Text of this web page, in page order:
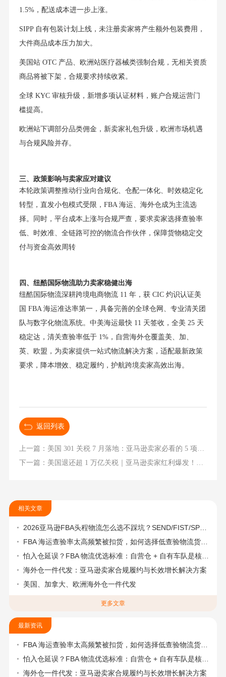
1.5%，配送成本进一步上涨。
SIPP 自有包装计划上线，未注册卖家将产生额外包装费用，
大件商品成本压力加大。
美国站 OTC 产品、欧洲站医疗器械类强制合规，无相关资质
商品将被下架，合规要求持续收紧。
全球 KYC 审核升级，新增多项认证材料，账户合规运营门
槛提高。
欧洲站下调部分品类佣金，新卖家礼包升级，欧洲市场机遇
与合规风险并存。
三、政策影响与卖家应对建议
本轮政策调整推动行业向合规化、仓配一体化、时效稳定化
转型，直发小包模式受限，FBA 海运、海外仓成为主流选
择。同时，平台成本上涨与合规严查，要求卖家选择查验率
低、时效准、全链路可控的物流合作伙伴，保障货物稳定交
付与资金高效周转
四、纽酷国际物流助力卖家稳健出海
纽酷国际物流深耕跨境电商物流 11 年，获 CIC 灼识认证美
国 FBA 海运准达率第一，具备完善的全球仓网、专业清关团
队与数字化物流系统。中美海运最快 11 天签收，全美 25 天
稳定达，清关查验率低于 1%，自营海外仓覆盖美、加、
英、欧盟，为卖家提供一站式物流解决方案，适配最新政策
要求，降本增效、稳定履约，护航跨境卖家高效出海。
返回列表
相关文章
2026亚马逊FBA头程物流怎么选不踩坑？SEND/FIST/SPN官方认证物流商，只有这家敢承诺“准达率第一”
FBA 海运查验率太高频繁被扣货，如何选择低查验物流货代？
怕入仓延误？FBA 物流优选标准：自营仓 + 自有车队是核心硬指标
海外仓一件代发：亚马逊卖家合规履约与长效增长解决方案
美国、加拿大、欧洲海外仓一件代发
更多文章
最新资讯
FBA 海运查验率太高频繁被扣货，如何选择低查验物流货代？
怕入仓延误？FBA 物流优选标准：自营仓 + 自有车队是核心硬指标
海外仓一件代发：亚马逊卖家合规履约与长效增长解决方案